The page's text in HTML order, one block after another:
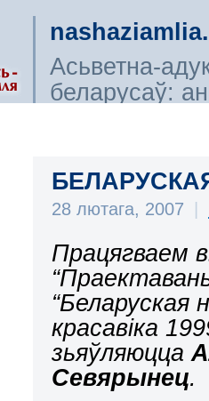
Асьветна-
беларусаў:
28 лютага, 2007 |
Працягваем
“Беларуская
красавіка
зьяўляюцца
Севярынец.